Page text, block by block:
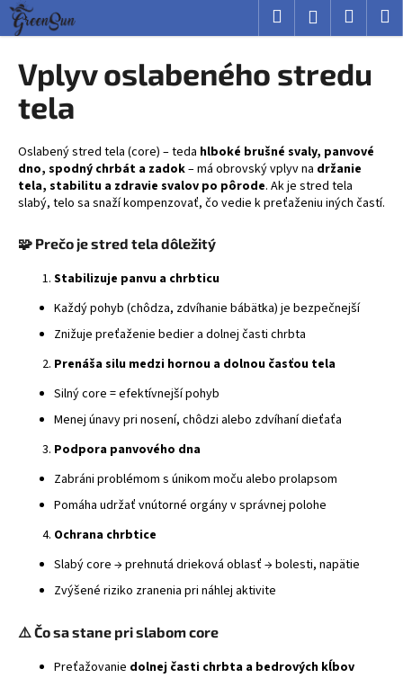
Prejsť
obsah
Hľadať Prihlásenie
Vplyv oslabeného stredu
tela
Oslabený stred tela (core) – teda hlboké brušné svaly, panvové
dno, spodný chrbát a zadok– má obrovský vplyv na držanie
tela, stabilitu a zdravie svalov po pôrode. Ak je stred tela
slabý, telo sa snaží kompenzovať, čo vedie k preťaženiu iných častí.
🧩 Prečo je stred tela dôležitý
Stabilizuje panvu a chrbticu
Každý pohyb (chôdza, zdvíhanie bábätka) je bezpečnejší
Znižuje preťaženie bedier a dolnej časti chrbta
Prenáša silu medzi hornou a dolnou časťou tela
Silný core = efektívnejší pohyb
Menej únavy pri nosení, chôdzi alebo zdvíhaní dieťaťa
Podpora panvového dna
Zabráni problémom s únikom moču alebo prolapsom
Pomáha udržať vnútorné orgány v správnej polohe
Ochrana chrbtice
Slabý core → prehnutá drieková oblasť → bolesti, napätie
Zvýšené riziko zranenia pri náhlej aktivite
⚠️ Čo sa stane pri slabom core
Preťažovanie dolnej časti chrbta a bedrových kĺbov
K
o
Č
o
p
o
t
r
e